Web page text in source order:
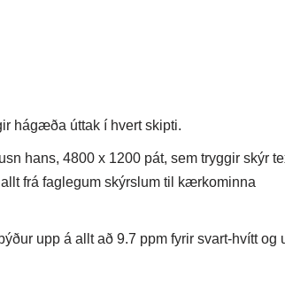
hágæða úttak í hvert skipti.
hans, 4800 x 1200 pát, sem tryggir skýr
frá faglegum skýrslum til kærkominna
upp á allt að 9.7 ppm fyrir svart-hvítt og